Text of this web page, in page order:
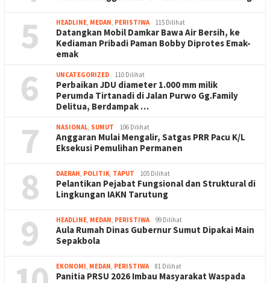
5 HEADLINE, MEDAN, PERISTIWA 115 Dilihat
Datangkan Mobil Damkar Bawa Air Bersih, ke
Kediaman Pribadi Paman Bobby Diprotes Emak-
emak
6 UNCATEGORIZED 110 Dilihat
Perbaikan JDU diameter 1.000 mm milik
Perumda Tirtanadi di Jalan Purwo Gg.Family
Delitua, Berdampak …
7 NASIONAL, SUMUT 106 Dilihat
Anggaran Mulai Mengalir, Satgas PRR Pacu K/L
Eksekusi Pemulihan Permanen
8 DAERAH, POLITIK, TAPUT 105 Dilihat
Pelantikan Pejabat Fungsional dan Struktural di
Lingkungan IAKN Tarutung
9 HEADLINE, MEDAN, PERISTIWA 99 Dilihat
Aula Rumah Dinas Gubernur Sumut Dipakai Main
Sepakbola
EKONOMI, MEDAN, PERISTIWA 81 Dilihat
Panitia PRSU 2026 Imbau Masyarakat Waspada